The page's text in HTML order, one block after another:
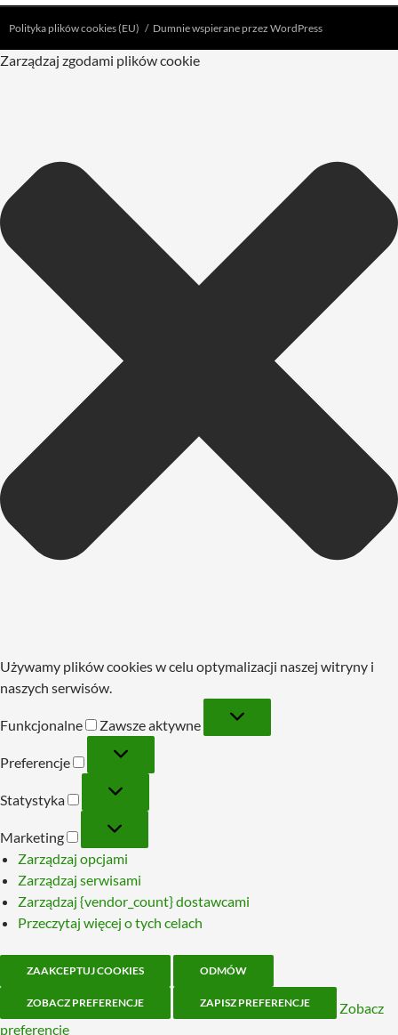
Polityka plików cookies (EU) Dumnie wspierane przez WordPress
Zarządzaj zgodami plików cookie
Używamy plików cookies w celu optymalizacji naszej witryny i
naszych serwisów.
Funkcjonalne
Zawsze aktywne
Preferencje
Preferencje
Statystyka
Statystyka
Marketing
Marketing
Zarządzaj opcjami
Zarządzaj serwisami
Zarządzaj {vendor_count} dostawcami
Przeczytaj więcej o tych celach
ZAAKCEPTUJ COOKIES ODMÓW
ZOBACZ PREFERENCJE ZAPISZ PREFERENCJE
Zobacz
preferencje